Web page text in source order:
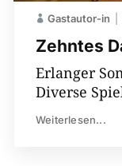
Zehntes
Gastautor-in
Erlanger
Diverse
Weiterlesen...